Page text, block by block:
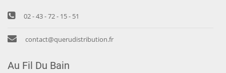
02 - 43 - 72 - 15 - 51
contact@querudistribution.fr
Au Fil Du Bain